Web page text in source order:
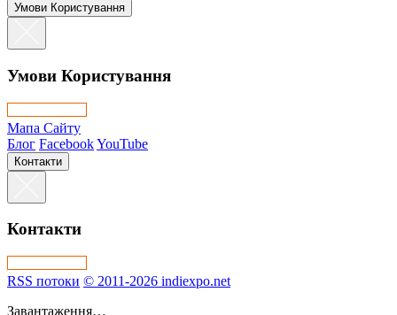
Умови Користування
Умови Користування
Мапа Сайту
Блог FacebookYouTube
Контакти
Контакти
RSS потоки © 2011-2026 indiexpo.net
Завантаження…